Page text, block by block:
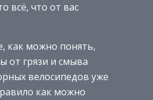
всё, что от вас
как можно понять,
от грязи и смыва
велосипедов уже
как можно